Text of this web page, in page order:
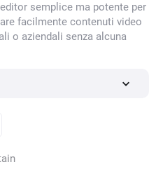
filigrana AI
semplice ma potente per
facilmente contenuti video
o aziendali senza alcuna